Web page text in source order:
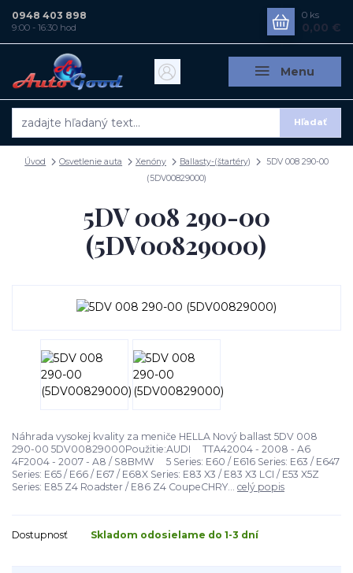
Menu
Hľadať
0948 403 898
9:00 - 16:30 hod
0 ks
0,00 €
Úvod Osvetlenie auta Xenóny Ballasty-(štartéry)
5DV 008 290-00
(5DV00829000)
5DV 008 290-00
(5DV00829000)
Náhrada vysokej kvality za meniče HELLA Nový ballast 5DV 008
290-00 5DV00829000Použitie:AUDI TTA42004 - 2008 - A6
4F2004 - 2007 - A8 / S8BMW 5 Series: E60 / E616 Series: E63 / E647
Series: E65 / E66 / E67 / E68X Series: E83 X3 / E83 X3 LCI / E53 X5Z
Series: E85 Z4 Roadster / E86 Z4 CoupeCHRY... celý popis
Dostupnosť Skladom odosielame do 1-3 dní